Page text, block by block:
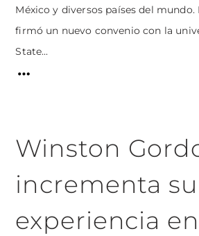
México y diversos países del mundo.
firmó un nuevo convenio con la
State...
Winston
incrementa su
experiencia